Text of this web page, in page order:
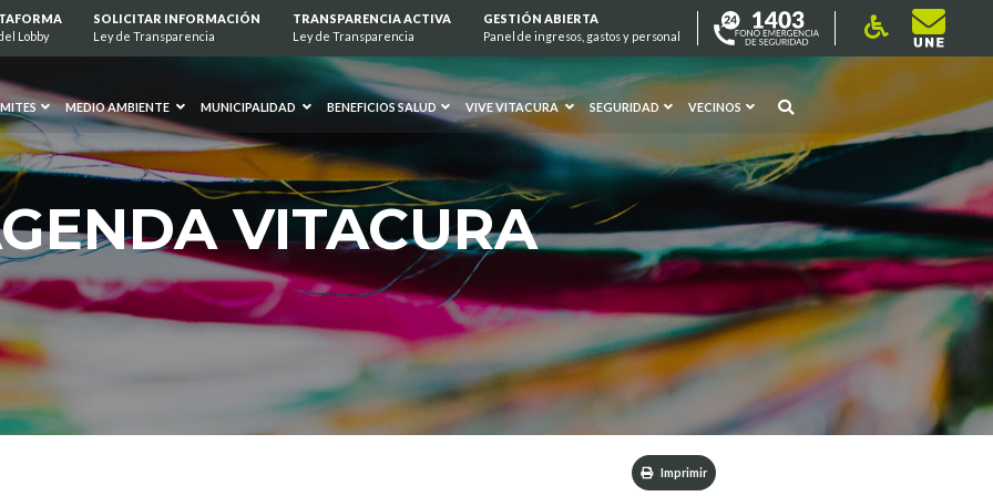
Lobby
SOLICITAR INFORMACIÓN
Ley de Transparencia
TRANSPARENCIA ACTIVA
Ley de Transparencia
GESTIÓN ABIERTA
Panel de ingresos, gastos y personal
MEDIO AMBIENTE MUNICIPALIDAD BENEFICIOS SALUD VIVE VITACURA SEGURIDAD VECINOS
VITACURA
Imprimir